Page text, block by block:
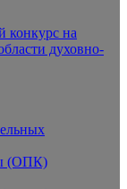
конкурс на
духовно-
(ОПК)